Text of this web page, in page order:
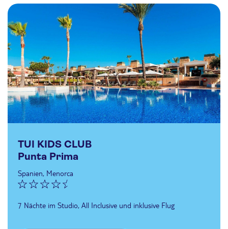
TUI KIDS CLUB
Punta Prima
Spanien, Menorca
7 Nächte im Studio, All Inclusive und inklusive Flug